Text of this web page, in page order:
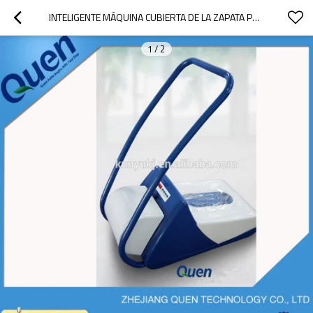
INTELIGENTE MÁQUINA CUBIERTA DE LA ZAPATA PARA USO MÉDICO
1/2